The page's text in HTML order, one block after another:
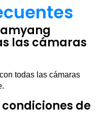
las cámaras
todas las cámaras
condiciones de